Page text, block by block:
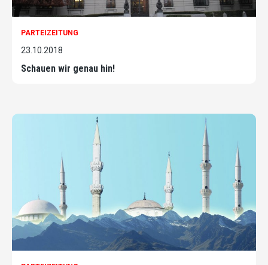
PARTEIZEITUNG
23.10.2018
Schauen wir genau hin!